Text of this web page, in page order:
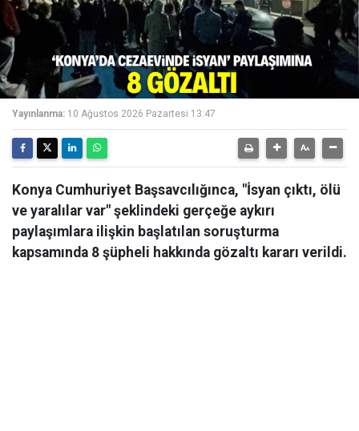
Yayınlanma: 10 Ağustos 2026 Pazartesi 13:47
Konya Cumhuriyet Başsavcılığınca, "İsyan çıktı, ölü
ve yaralılar var" şeklindeki gerçeğe aykırı
paylaşımlara ilişkin başlatılan soruşturma
kapsamında 8 şüpheli hakkında gözaltı kararı verildi.